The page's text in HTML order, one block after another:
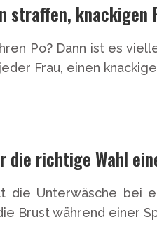
straffen, knackigen
Po? Dann ist es
Frau, einen
die richtige Wahl
die Unterwäsche bei
Brust während einer